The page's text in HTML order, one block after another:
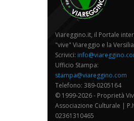
Viareggino.it, il Portale
"vive" Viareggio e la Versilia
Scrivici:
Ufficio Stampa:
stampa@viareggino.com
Telefono: 389-0205164
© 1999-2026 - Proprietà
Associazione Culturale |
02361310465